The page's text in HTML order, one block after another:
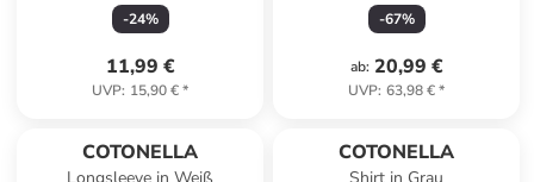
-24%
11,99 €
UVP: 15,90 €*
-67%
ab: 20,99 €
UVP: 63,98 €*
COTONELLA COTONELLA